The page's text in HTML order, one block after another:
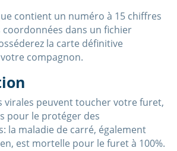
contient un numéro à 15 chiffres
coordonnées dans un fichier
la carte définitive
compagnon.
virales peuvent toucher votre furet,
pour le protéger des
la maladie de carré, également
est mortelle pour le furet à 100%.